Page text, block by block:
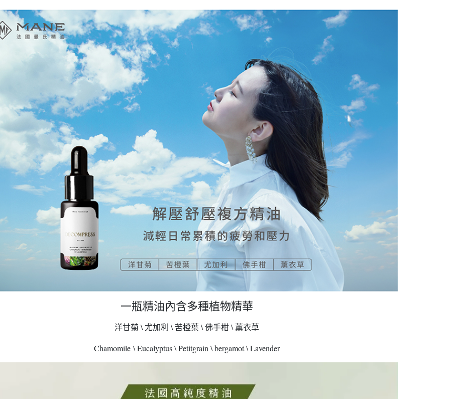
一瓶精油內含多種植物精華
洋甘菊 \ 尤加利 \ 苦橙葉 \ 佛手柑 \ 薰衣草
Chamomile \ Eucalyptus \ Petitgrain \ bergamot \ Lavender